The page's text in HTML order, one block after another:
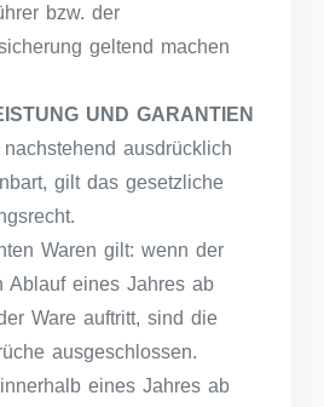
bzw. der
geltend machen
UND GARANTIEN
ausdrücklich
gilt das gesetzliche
Waren gilt: wenn der
Ablauf eines Jahres ab
Ware auftritt, sind die
ausgeschlossen.
eines Jahres ab